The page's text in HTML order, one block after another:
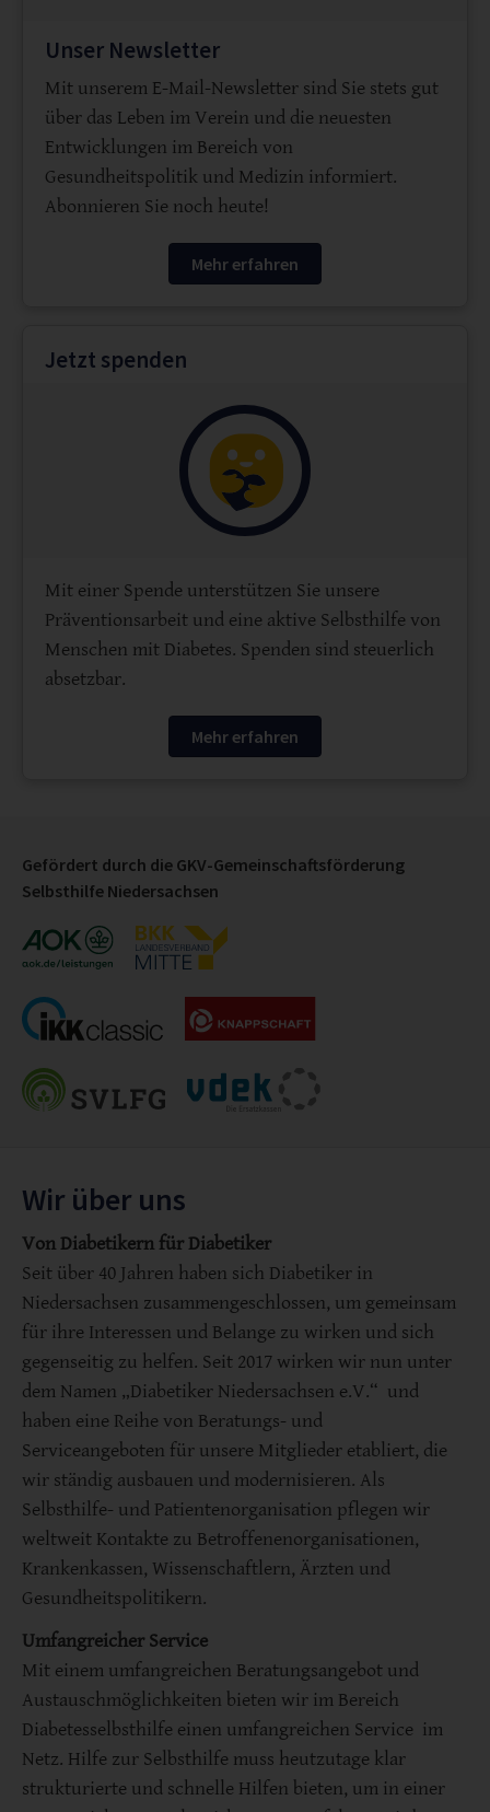
Unser Newsletter
Mit unserem E-Mail-Newsletter sind Sie stets gut
über das Leben im Verein und die neuesten
Entwicklungen im Bereich von
Gesundheitspolitik und Medizin informiert.
Abonnieren Sie noch heute!
Mehr erfahren
Jetzt spenden
Mit einer Spende unterstützen Sie unsere
Präventionsarbeit und eine aktive Selbsthilfe von
Menschen mit Diabetes. Spenden sind steuerlich
absetzbar.
Mehr erfahren
Gefördert durch die GKV-Gemeinschaftsförderung
Selbsthilfe Niedersachsen
Wir über uns
Von Diabetikern für Diabetiker
Seit über 40 Jahren haben sich Diabetiker in
Niedersachsen zusammengeschlossen, um gemeinsam
für ihre Interessen und Belange zu wirken und sich
gegenseitig zu helfen. Seit 2017 wirken wir nun unter
dem Namen „Diabetiker Niedersachsen e.V.“ und
haben eine Reihe von Beratungs- und
Serviceangeboten für unsere Mitglieder etabliert, die
wir ständig ausbauen und modernisieren. Als
Selbsthilfe- und Patientenorganisation pflegen wir
weltweit Kontakte zu Betroffenenorganisationen,
Krankenkassen, Wissenschaftlern, Ärzten und
Gesundheitspolitikern.
Umfangreicher Service
Mit einem umfangreichen Beratungsangebot und
Austauschmöglichkeiten bieten wir im Bereich
Diabetesselbsthilfe einen umfangreichen Service im
Netz. Hilfe zur Selbsthilfe muss heutzutage klar
strukturierte und schnelle Hilfen bieten, um in einer